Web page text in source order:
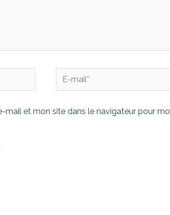
mail et mon site dans le navigateur pour